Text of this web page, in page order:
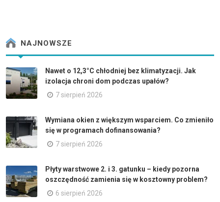
NAJNOWSZE
Nawet o 12,3°C chłodniej bez klimatyzacji. Jak
izolacja chroni dom podczas upałów?
7 sierpień 2026
Wymiana okien z większym wsparciem. Co zmieniło
się w programach dofinansowania?
7 sierpień 2026
Płyty warstwowe 2. i 3. gatunku – kiedy pozorna
oszczędność zamienia się w kosztowny problem?
6 sierpień 2026